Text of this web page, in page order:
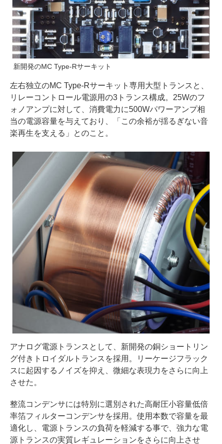
新開発のMC Type-Rサーキット
左右独立のMC Type-Rサーキット専用大型トランスと、
リレーコントロール電源用の3トランス構成。25Wのフ
ォノアンプに対して、消費電力に500Wパワーアンプ相
当の電源容量を与えており、「この余裕が揺るぎない音
楽再生を支える」とのこと。
アナログ電源トランスとして、新開発の銅ショートリン
グ付きトロイダルトランスを採用。リーケージフラック
スに起因するノイズを抑え、微細な表現力をさらに向上
させた。
整流コンデンサには特別に選別された高耐圧小容量低倍
率箔フィルターコンデンサを採用。使用本数で容量を最
適化し、電源トランスの負荷を軽減する事で、強力な電
源トランスの実質レギュレーションをさらに向上させ